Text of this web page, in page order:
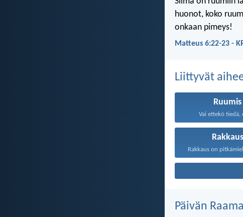
huonot, koko
onkaan pimeys!
Matteus 6:22-23 -
Liittyvät
Ruumis
Vai ettekö tiedä,
Rakkaus
Päivän